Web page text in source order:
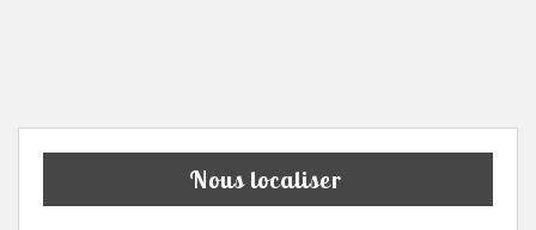
Nous localiser